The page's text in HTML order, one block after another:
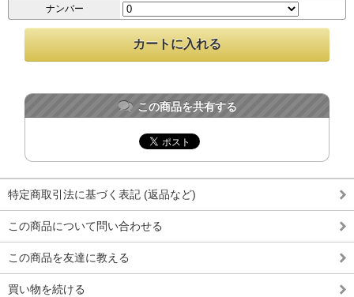
ナンバー
この商品を共有する
特定商取引法に基づく表記 (返品など)
この商品について問い合わせる
この商品を友達に教える
買い物を続ける